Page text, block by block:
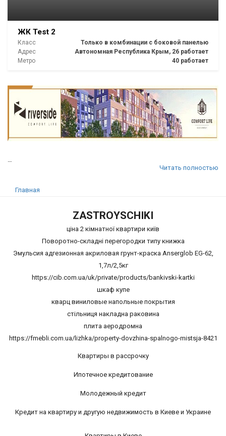
ЖК Test 2
Класс
Только в комбинации с боковой панелью
Адрес
Автономная Республика Крым, 26 работает
Метро
40 работает
…
Читать полностью
Главная
ZASTROYSCHIKI
ціна 2 кімнатної квартири київ
Поворотно-складні перегородки типу книжка
Эмульсия адгезионная акриловая грунт-краска Anserglob EG-62,
1,7л/2,5кг
https://cib.com.ua/uk/private/products/bankivski-kartki
шкаф купе
кварц виниловые напольные покрытия
стільниця накладна раковина
плита аеродромна
https://fmebli.com.ua/lizhka/property-dovzhina-spalnogo-mistsja-8421
Квартиры в рассрочку
Ипотечное кредитование
Молодежный кредит
Кредит на квартиру и другую недвижимость в Киеве и Украине